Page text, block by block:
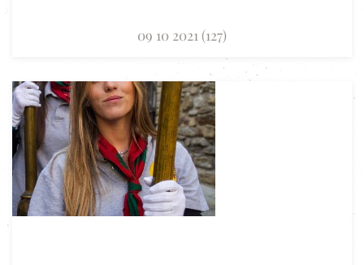
09 10 2021 (127)